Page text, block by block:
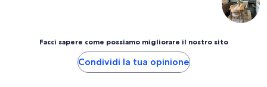
Facci sapere come possiamo migliorare il nostro sito
Condividi la tua opinione